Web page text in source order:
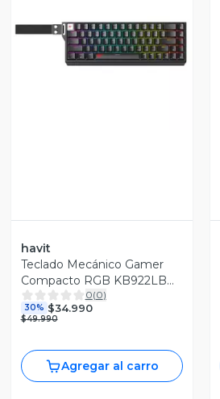
Vista Previa
havit
Teclado Mecánico Gamer
Compacto RGB KB922LB
Negro Havit0(0)
30% $34.990
$49.990
Agregar al carro